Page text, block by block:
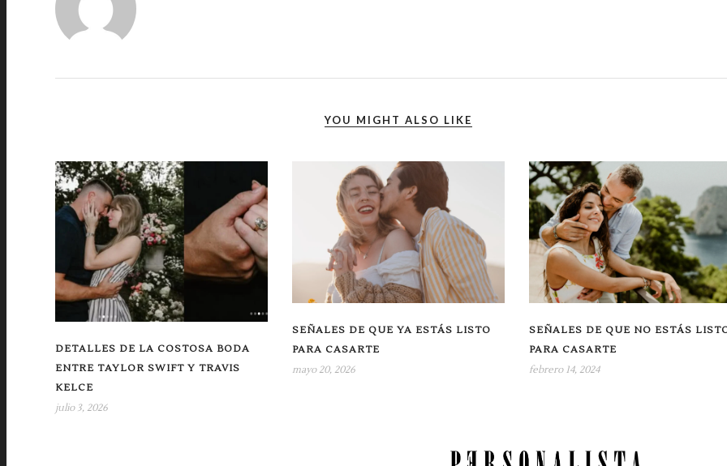
YOU MIGHT ALSO LIKE
DETALLES DE LA COSTOSA BODA
ENTRE TAYLOR SWIFT Y TRAVIS
KELCE
julio 3, 2026
SEÑALES DE QUE YA ESTÁS LISTO
PARA CASARTE
mayo 20, 2026
SEÑALES DE QUE NO ESTÁS
PARA CASARTE
febrero 14, 2024